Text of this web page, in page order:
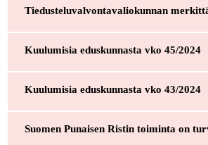
Tiedusteluvalvontavaliokunnan
Kuulumisia eduskunnasta vko 45/2024
Kuulumisia eduskunnasta vko 43/2024
Suomen Punaisen Ristin toiminta on